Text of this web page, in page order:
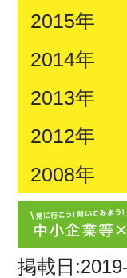
2015年
2014年
2013年
2012年
2008年
掲載日